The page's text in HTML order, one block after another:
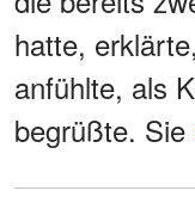
hatte,
anfühlte, als
begrüßte. Sie